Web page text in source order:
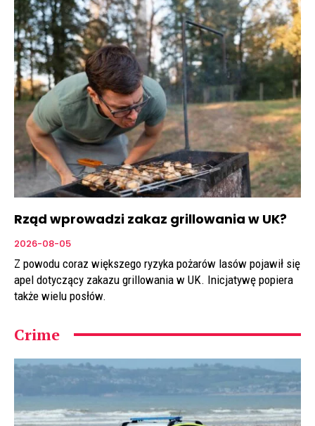
Rząd wprowadzi zakaz grillowania w UK?
2026-08-05
Z powodu coraz większego ryzyka pożarów lasów pojawił się
apel dotyczący zakazu grillowania w UK. Inicjatywę popiera
także wielu posłów.
Crime